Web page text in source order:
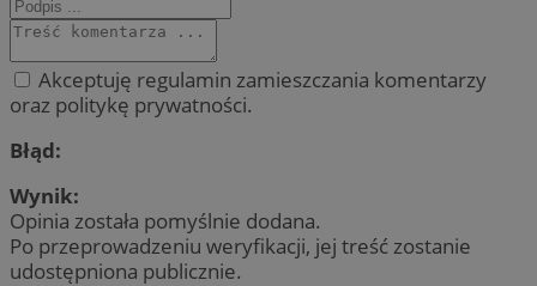
Akceptuję regulamin zamieszczania komentarzy
oraz politykę prywatności.
Błąd:
Wynik:
Opinia została pomyślnie dodana.
Po przeprowadzeniu weryfikacji, jej treść zostanie
udostępniona publicznie.